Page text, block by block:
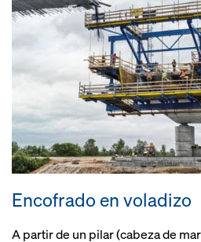
Encofrado en voladizo
A partir de un pilar (cabeza de